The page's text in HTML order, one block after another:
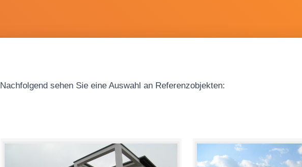
Nachfolgend sehen Sie eine Auswahl an Referenzobjekten: